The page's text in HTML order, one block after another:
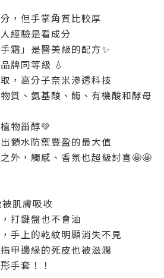
，但手掌角質比較厚
經驗是看成分
霜」是醫美級的配方✨
牌同等級 💧
，高分子奈米滲透科技
質、氨基酸、酶、有機酸和酵母
物甾醇💚
鎖水防禦豐盈的最大值
外，觸感、香氛也超級討喜🤩🤩
肌膚吸收
打鍵盤也不會油
手上的乾紋明顯消失不見
甲邊緣的死皮也被滋潤
手套！！